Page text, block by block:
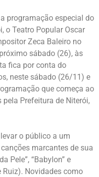
programação especial do
o Teatro Popular Oscar
Zeca Baleiro no
sábado (26), às
fica por conta do
neste sábado (26/11) e
que começa ao
Prefeitura de Niterói,
o público a um
marcantes de sua
Pele”, “Babylon” e
Ruiz). Novidades como